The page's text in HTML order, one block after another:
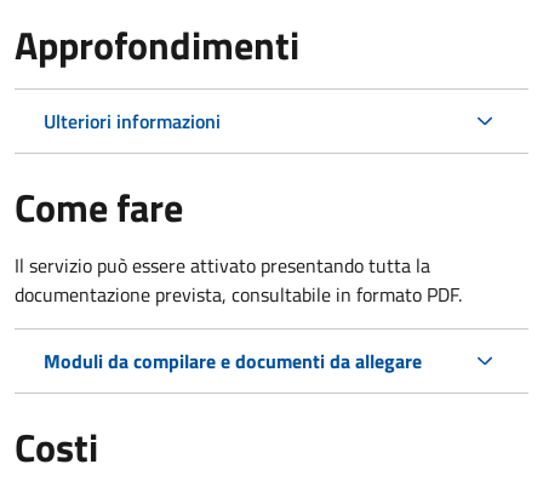
Approfondimenti
Ulteriori informazioni
Come fare
Il servizio può essere attivato presentando tutta la
documentazione prevista, consultabile in formato PDF.
Moduli da compilare e documenti da allegare
Costi